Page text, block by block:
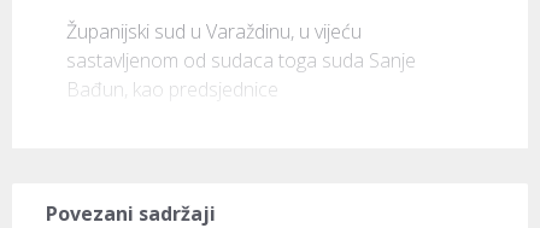
Županijski sud u Varaždinu, u vijeću
sastavljenom od sudaca toga suda Sanje
Bađun, kao predsjednice
Povezani sadržaji